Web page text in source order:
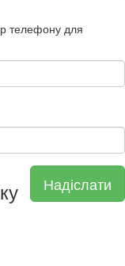
телефону для
Надіслати